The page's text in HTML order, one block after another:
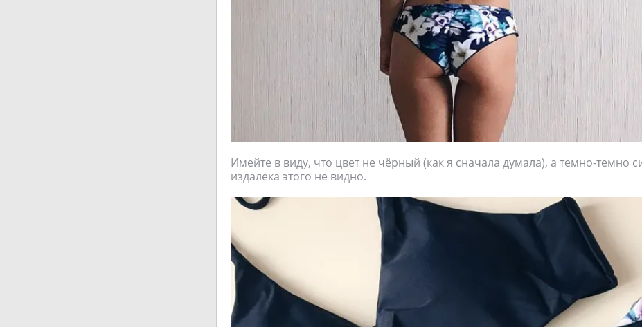
Имейте в виду, что цвет не чёрный (как я сначала думала), а темно-темно
издалека этого не видно.